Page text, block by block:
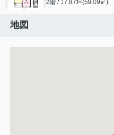
2階 / 17.87坪(59.09㎡)
地図